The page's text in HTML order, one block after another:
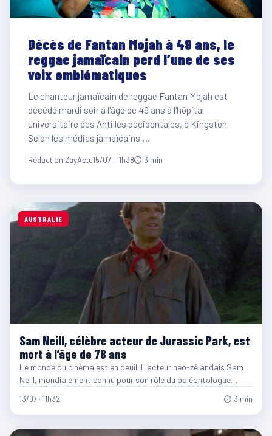
Décès de Fantan Mojah à 49 ans, le
reggae jamaïcain perd l’une de ses
voix emblématiques
Le chanteur jamaïcain de reggae Fantan Mojah est
décédé mardi soir à l'âge de 49 ans à l'hôpital
universitaire des Antilles occidentales, à Kingston.
Selon les médias jamaïcains,…
Rédaction ZayActu15/07 · 11h38⏱ 3 min
AUSTRALIE
Sam Neill, célèbre acteur de Jurassic Park, est
mort à l’âge de 78 ans
Le monde du cinéma est en deuil. L'acteur néo-zélandais Sam
Neill, mondialement connu pour son rôle du paléontologue…
13/07 · 11h32 ⏱ 3 min